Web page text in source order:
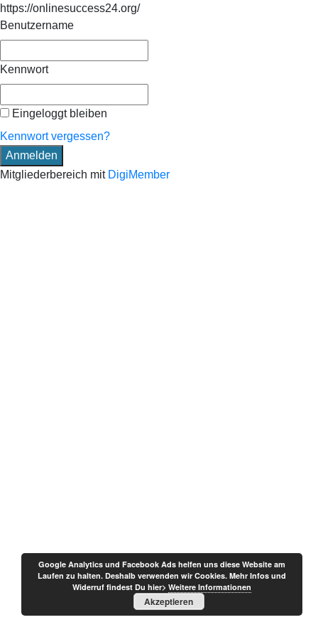
https://onlinesuccess24.org/
Benutzername
Kennwort
Eingeloggt bleiben
Kennwort vergessen?
Mitgliederbereich mit DigiMember
Google Analytics und Facebook Ads helfen uns diese Website am
Laufen zu halten. Deshalb verwenden wir Cookies. Mehr Infos und
Widerruf findest Du hier> Weitere Informationen
Akzeptieren